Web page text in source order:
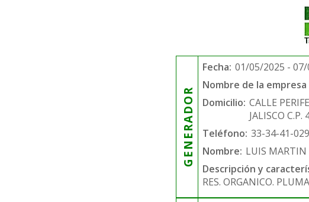
GENERADOR
Fecha: 01/05/2025 -
Nombre de la
Domicilio: CALLE
JALISCO C.P.
Teléfono: 33-34-41-
Nombre: LUIS MARTIN
Descripción y
RES. ORGANICO.